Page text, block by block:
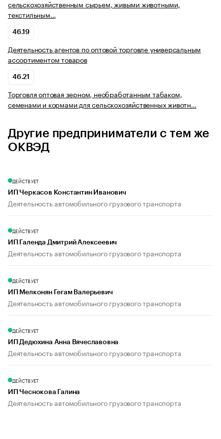
сельскохозяйственным сырьем, живыми животными,
текстильным…
46.19
Деятельность агентов по оптовой торговле универсальным
ассортиментом товаров
46.21
Торговля оптовая зерном, необработанным табаком,
семенами и кормами для сельскохозяйственных животн…
Другие предприниматели с тем же
ОКВЭД
ДЕЙСТВУЕТ
ИП Черкасов Константин Иванович
Деятельность автомобильного грузового транспорта
ДЕЙСТВУЕТ
ИП Галенда Дмитрий Алексеевич
Деятельность автомобильного грузового транспорта
ДЕЙСТВУЕТ
ИП Мелконян Гегам Валерьевич
Деятельность автомобильного грузового транспорта
ДЕЙСТВУЕТ
ИП Дедюхина Анна Вячеславовна
Деятельность автомобильного грузового транспорта
ДЕЙСТВУЕТ
ИП Чеснокова Галина
Деятельность автомобильного грузового транспорта